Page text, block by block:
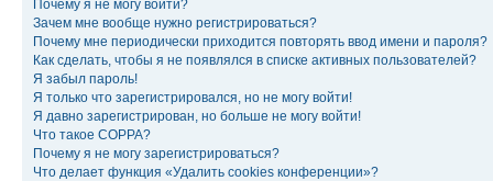
Почему я не могу войти?
Зачем мне вообще нужно регистрироваться?
Почему мне периодически приходится повторять ввод имени и пароля?
Как сделать, чтобы я не появлялся в списке активных пользователей?
Я забыл пароль!
Я только что зарегистрировался, но не могу войти!
Я давно зарегистрирован, но больше не могу войти!
Что такое COPPA?
Почему я не могу зарегистрироваться?
Что делает функция «Удалить cookies конференции»?